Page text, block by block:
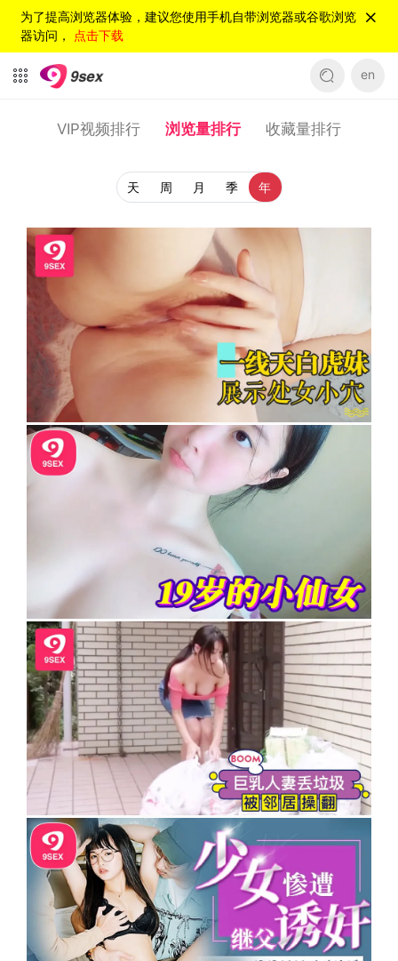
为了提高浏览器体验，建议您使用手机自带浏览器或谷歌浏览
器访问， 点击下载
en
VIP视频排行 浏览量排行 收藏量排行
天 周 月 季 年